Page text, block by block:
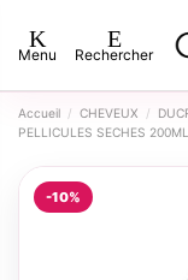
Menu Rechercher
Accueil CHEVEUX
PELLICULES SECHES 200ML
-10%